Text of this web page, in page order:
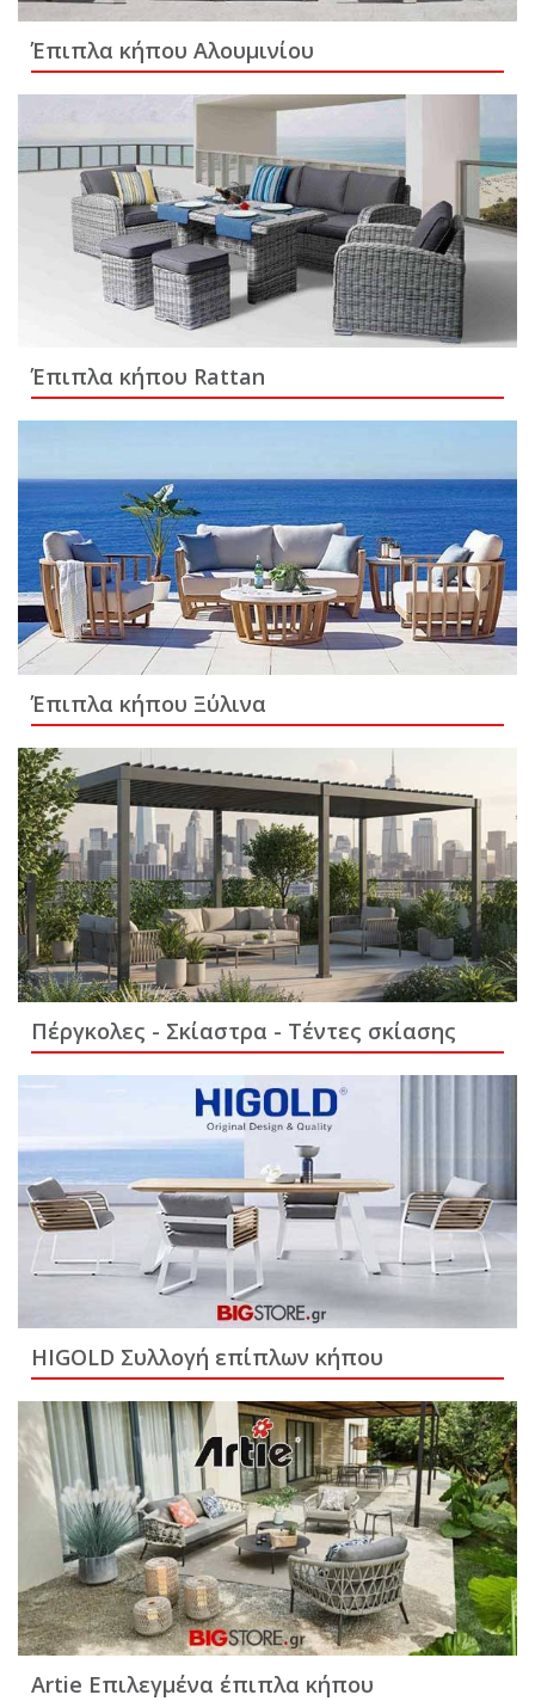
Έπιπλα κήπου Αλουμινίου
Έπιπλα κήπου Rattan
Έπιπλα κήπου Ξύλινα
Πέργκολες - Σκίαστρα - Τέντες σκίασης
HIGOLD Συλλογή επίπλων κήπου
Artie Επιλεγμένα έπιπλα κήπου